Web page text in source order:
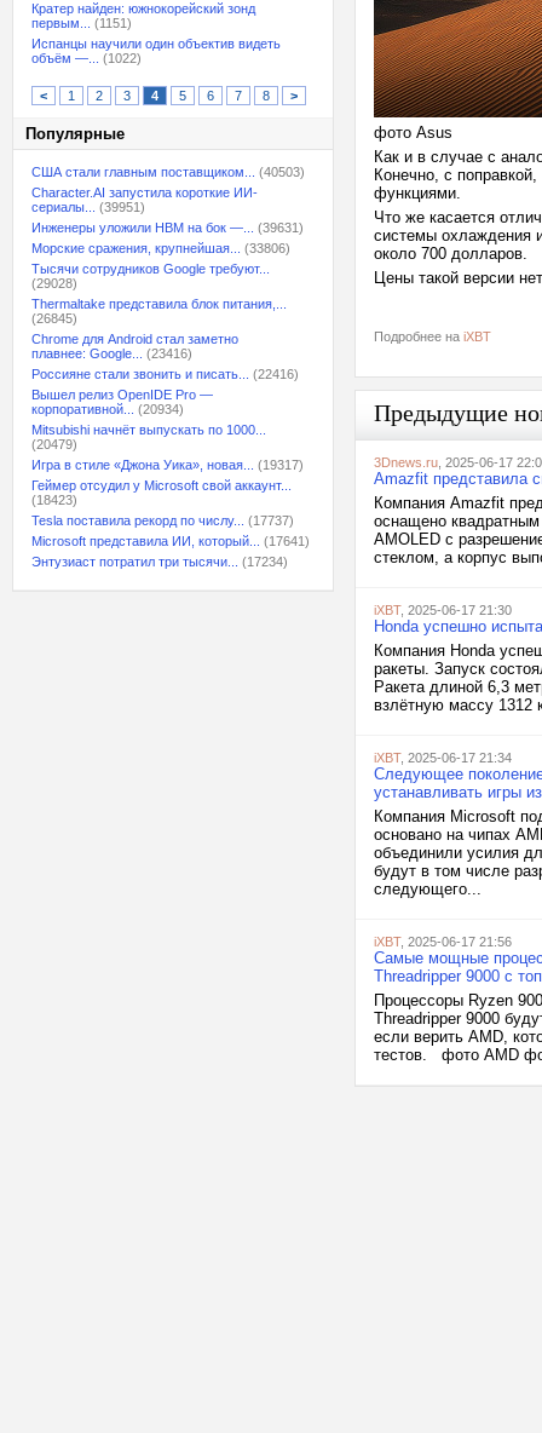
Кратер найден: южнокорейский зонд
первым...
(1151)
Испанцы научили один объектив видеть
объём —...
(1022)
< 1 2 3 4 5 6 7 8 >
Популярные
США стали главным поставщиком...
(40503)
Character.AI запустила короткие ИИ-
сериалы...
(39951)
Инженеры уложили HBM на бок —...
(39631)
Морские сражения, крупнейшая...
(33806)
Тысячи сотрудников Google требуют...
(29028)
Thermaltake представила блок питания,...
(26845)
Chrome для Android стал заметно
плавнее: Google...
(23416)
Россияне стали звонить и писать...
(22416)
Вышел релиз OpenIDE Pro —
корпоративной...
(20934)
Mitsubishi начнёт выпускать по 1000...
(20479)
Игра в стиле «Джона Уика», новая...
(19317)
Геймер отсудил у Microsoft свой аккаунт...
(18423)
Tesla поставила рекорд по числу...
(17737)
Microsoft представила ИИ, который...
(17641)
Энтузиаст потратил три тысячи...
(17234)
фото Asus
Как и в случае с
Конечно, с
функциями.
Что же касается
системы охлаждения
около 700 долларов.
Цены такой версии
Подробнее на iXBT
Предыдущие
3Dnews.ru , 2025-06-17
Amazfit представила
Компания Amazfit
оснащено
AMOLED с
стеклом, а корпус
iXBT, 2025-06-17 21:30
Honda успешно
Компания Honda
ракеты. Запуск
Ракета длиной 6,3
взлётную массу 1312
iXBT, 2025-06-17 21:34
Следующее
устанавливать игры
Компания Microsoft
основано на чипах
объединили усилия
будут в том числе
следующего...
iXBT, 2025-06-17 21:56
Самые мощные
Threadripper 9000 с
Процессоры Ryzen
Threadripper 9000
если верить AMD,
тестов. фото AMD